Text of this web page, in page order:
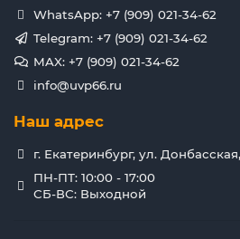
WhatsApp: +7 (909) 021-34-62
Telegram: +7 (909) 021-34-62
MAX: +7 (909) 021-34-62
info@uvp66.ru
Наш адрес
г. Екатеринбург, ул.
ПН-ПТ: 10:00 - 17:00
СБ-ВС: Выходной